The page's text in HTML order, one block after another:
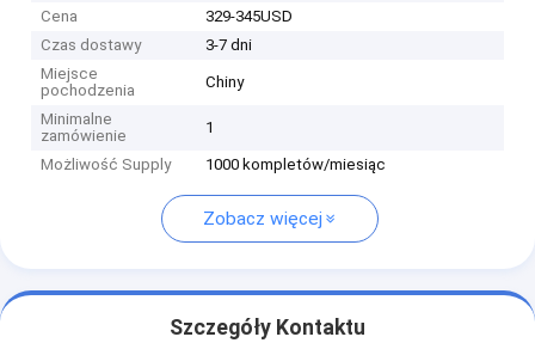
Cena
329-345USD
Czas dostawy
3-7 dni
Miejsce
pochodzenia
Chiny
Minimalne
zamówienie
1
Możliwość Supply 1000 kompletów/miesiąc
Zobacz więcej
Szczegóły Kontaktu